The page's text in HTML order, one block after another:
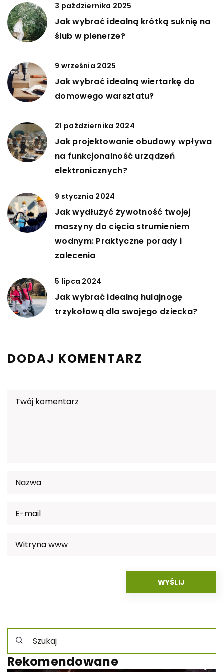
3 października 2025
Jak wybrać idealną krótką suknię na
ślub w plenerze?
9 września 2025
Jak wybrać idealną wiertarkę do
domowego warsztatu?
21 października 2024
Jak projektowanie obudowy wpływa
na funkcjonalność urządzeń
elektronicznych?
9 stycznia 2024
Jak wydłużyć żywotność twojej
maszyny do cięcia strumieniem
wodnym: Praktyczne porady i
zalecenia
5 lipca 2024
Jak wybrać idealną hulajnogę
trzykołową dla swojego dziecka?
DODAJ KOMENTARZ
Rekomendowane